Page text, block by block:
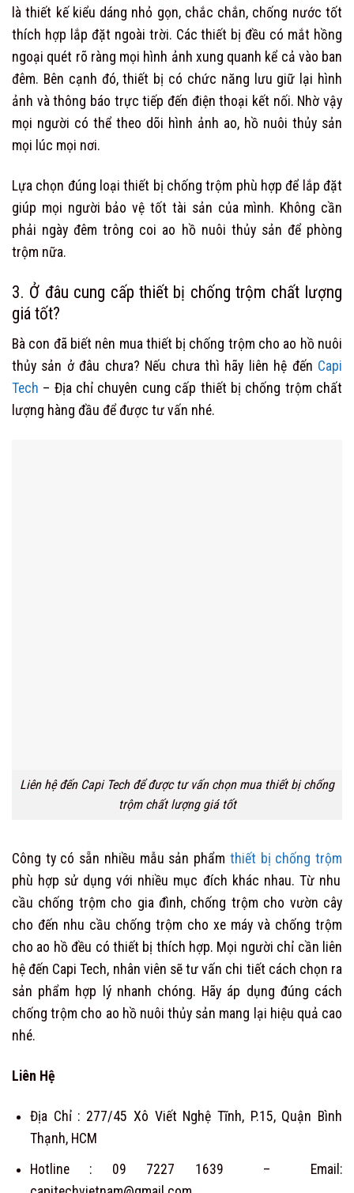
là thiết kế kiểu dáng nhỏ gọn, chắc chắn, chống nước tốt
thích hợp lắp đặt ngoài trời. Các thiết bị đều có mắt hồng
ngoại quét rõ ràng mọi hình ảnh xung quanh kể cả vào ban
đêm. Bên cạnh đó, thiết bị có chức năng lưu giữ lại hình
ảnh và thông báo trực tiếp đến điện thoại kết nối. Nhờ vậy
mọi người có thể theo dõi hình ảnh ao, hồ nuôi thủy sản
mọi lúc mọi nơi.
Lựa chọn đúng loại thiết bị chống trộm phù hợp để lắp đặt
giúp mọi người bảo vệ tốt tài sản của mình. Không cần
phải ngày đêm trông coi ao hồ nuôi thủy sản để phòng
trộm nữa.
3. Ở đâu cung cấp thiết bị chống trộm chất lượng
giá tốt?
Bà con đã biết nên mua thiết bị chống trộm cho ao hồ nuôi
thủy sản ở đâu chưa? Nếu chưa thì hãy liên hệ đến Capi
Tech – Địa chỉ chuyên cung cấp thiết bị chống trộm chất
lượng hàng đầu để được tư vấn nhé.
Liên hệ đến Capi Tech để được tư vấn chọn mua thiết bị chống
trộm chất lượng giá tốt
Công ty có sẵn nhiều mẫu sản phẩm thiết bị chống trộm
phù hợp sử dụng với nhiều mục đích khác nhau. Từ nhu
cầu chống trộm cho gia đình, chống trộm cho vườn cây
cho đến nhu cầu chống trộm cho xe máy và chống trộm
cho ao hồ đều có thiết bị thích hợp. Mọi người chỉ cần liên
hệ đến Capi Tech, nhân viên sẽ tư vấn chi tiết cách chọn ra
sản phẩm hợp lý nhanh chóng. Hãy áp dụng đúng cách
chống trộm cho ao hồ nuôi thủy sản mang lại hiệu quả cao
nhé.
Liên Hệ
Địa Chỉ : 277/45 Xô Viết Nghệ Tĩnh, P.15, Quận Bình
Thạnh, HCM
Hotline : 09 7227 1639 – Email: